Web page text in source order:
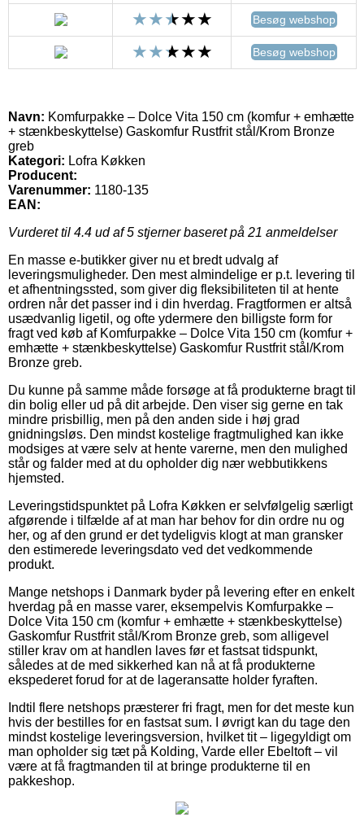
Besøg webshop
Besøg webshop
Navn: Komfurpakke – Dolce Vita 150 cm (komfur + emhætte
+ stænkbeskyttelse) Gaskomfur Rustfrit stål/Krom Bronze
greb
Kategori: Lofra Køkken
Producent:
Varenummer: 1180-135
EAN:
Vurderet til 4.4 ud af 5 stjerner baseret på 21 anmeldelser
En masse e-butikker giver nu et bredt udvalg af
leveringsmuligheder. Den mest almindelige er p.t. levering til
et afhentningssted, som giver dig fleksibiliteten til at hente
ordren når det passer ind i din hverdag. Fragtformen er altså
usædvanlig ligetil, og ofte ydermere den billigste form for
fragt ved køb af Komfurpakke – Dolce Vita 150 cm (komfur +
emhætte + stænkbeskyttelse) Gaskomfur Rustfrit stål/Krom
Bronze greb.
Du kunne på samme måde forsøge at få produkterne bragt til
din bolig eller ud på dit arbejde. Den viser sig gerne en tak
mindre prisbillig, men på den anden side i høj grad
gnidningsløs. Den mindst kostelige fragtmulighed kan ikke
modsiges at være selv at hente varerne, men den mulighed
står og falder med at du opholder dig nær webbutikkens
hjemsted.
Leveringstidspunktet på Lofra Køkken er selvfølgelig særligt
afgørende i tilfælde af at man har behov for din ordre nu og
her, og af den grund er det tydeligvis klogt at man gransker
den estimerede leveringsdato ved det vedkommende
produkt.
Mange netshops i Danmark byder på levering efter en enkelt
hverdag på en masse varer, eksempelvis Komfurpakke –
Dolce Vita 150 cm (komfur + emhætte + stænkbeskyttelse)
Gaskomfur Rustfrit stål/Krom Bronze greb, som alligevel
stiller krav om at handlen laves før et fastsat tidspunkt,
således at de med sikkerhed kan nå at få produkterne
ekspederet forud for at de lageransatte holder fyraften.
Indtil flere netshops præsterer fri fragt, men for det meste kun
hvis der bestilles for en fastsat sum. I øvrigt kan du tage den
mindst kostelige leveringsversion, hvilket tit – ligegyldigt om
man opholder sig tæt på Kolding, Varde eller Ebeltoft – vil
være at få fragtmanden til at bringe produkterne til en
pakkeshop.